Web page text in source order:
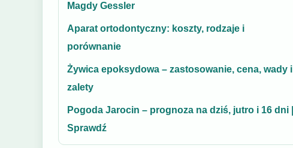
Magdy Gessler
Aparat ortodontyczny: koszty, rodzaje i
porównanie
Żywica epoksydowa – zastosowanie, cena, wady i
zalety
Pogoda Jarocin – prognoza na dziś, jutro i 16 dni |
Sprawdź